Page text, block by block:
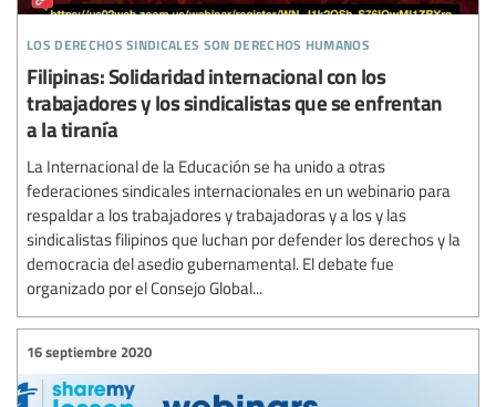
los derechos sindicales son derechos humanos
Filipinas: Solidaridad internacional con los
trabajadores y los sindicalistas que se enfrentan
a la tiranía
La Internacional de la Educación se ha unido a otras
federaciones sindicales internacionales en un webinario para
respaldar a los trabajadores y trabajadoras y a los y las
sindicalistas filipinos que luchan por defender los derechos y la
democracia del asedio gubernamental. El debate fue
organizado por el Consejo Global...
16 septiembre 2020